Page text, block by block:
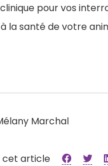
pour vos
la santé de votre
Marchal
cet article